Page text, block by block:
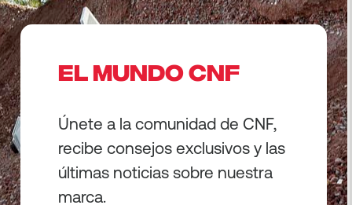
EL MUNDO CNF
Únete a la comunidad de CNF,
recibe consejos exclusivos y las
últimas noticias sobre nuestra
marca.